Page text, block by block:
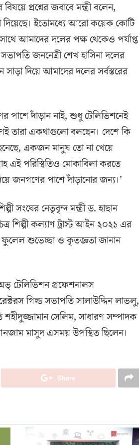
প্রশ্নের জবাবে মন্ত্রী বলেন,
দিয়েছে। ইতোমধ্যে আরো কয়েক কোটি
আমাদের দলের পক্ষ থেকেও পর্যাপ্ত
জননেত্রী শেখ হাসিনা দলের
দিয়ে আমাদের দলের সর্বস্তরের
দাঁড়ান নাই, শুধু টেলিভিশনেই
তারা একথাগুলো বলছেন। দেশে কি
একজন মানুষ তো না খেয়ে
এই পরিস্থিতিও মোকাবিলা করতে
জনগণের পাশে দাঁড়ানোর জন্য।’
সংঘের নেতৃবৃন্দ মন্ত্রী ড. হাছান
শিল্পী কল্যাণ ট্রাস্ট আইন ২০২১ এর
ফুলেল শুভেচ্ছা ও কৃতজ্ঞতা জানান
টেলিভিশন প্রফেশনালস
গিল্ড সভাপতি সালাউদ্দিন লাভলু,
সেলিম, সাধারণ সম্পাদক
মাসুদ এসময় উপস্থিত ছিলেন।
Share